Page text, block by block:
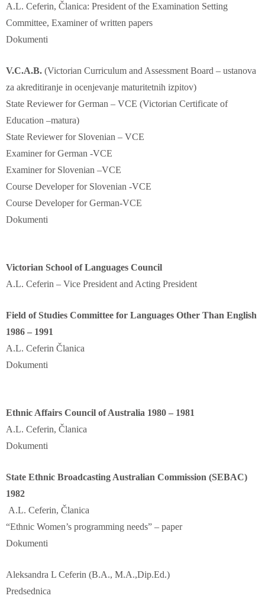
A.L. Ceferin, Članica: President of the Examination Setting
Committee, Examiner of written papers
Dokumenti
V.C.A.B. (Victorian Curriculum and Assessment Board – ustanova
za akreditiranje in ocenjevanje maturitetnih izpitov)
State Reviewer for German – VCE (Victorian Certificate of
Education –matura)
State Reviewer for Slovenian – VCE
Examiner for German -VCE
Examiner for Slovenian –VCE
Course Developer for Slovenian -VCE
Course Developer for German-VCE
Dokumenti
Victorian School of Languages Council
A.L. Ceferin – Vice President and Acting President
Field of Studies Committee for Languages Other Than English
1986 – 1991
A.L. Ceferin Članica
Dokumenti
Ethnic Affairs Council of Australia 1980 – 1981
A.L. Ceferin, Članica
Dokumenti
State Ethnic Broadcasting Australian Commission (SEBAC)
1982
A.L. Ceferin, Članica
“Ethnic Women’s programming needs” – paper
Dokumenti
Aleksandra L Ceferin (B.A., M.A.,Dip.Ed.)
Predsednica